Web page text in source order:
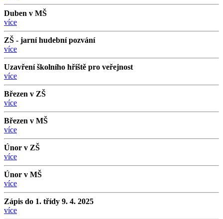
Duben v MŠ
více
ZŠ - jarní hudební pozvání
více
Uzavření školního hřiště pro veřejnost
více
Březen v ZŠ
více
Březen v MŠ
více
Únor v ZŠ
více
Únor v MŠ
více
Zápis do 1. třídy 9. 4. 2025
více